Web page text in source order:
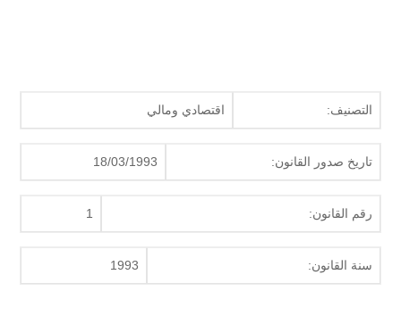
التصنيف: اقتصادي ومالي
تاريخ صدور القانون: 18/03/1993
رقم القانون: 1
سنة القانون: 1993